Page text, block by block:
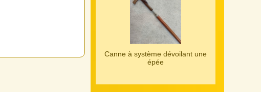
Canne à système dévoilant une
épée